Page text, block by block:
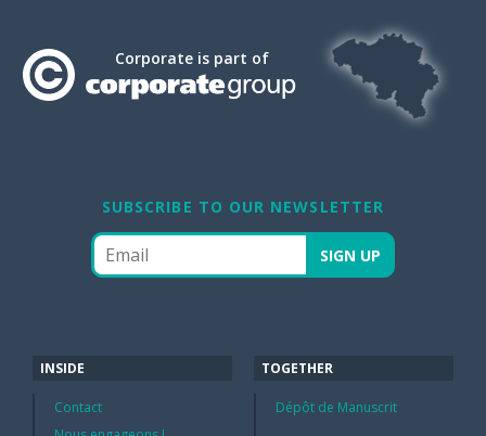
Corporate is part of
SUBSCRIBE TO OUR NEWSLETTER
INSIDE
Contact
TOGETHER
Dépôt de Manuscrit